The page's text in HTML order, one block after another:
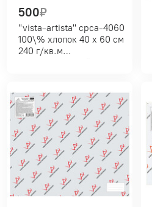
500₽
"vista-artista" cpca-4060
100\% хлопок 40 х 60 см
240 г/кв.м